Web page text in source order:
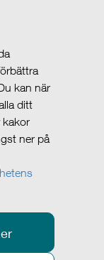
kan när
ditt
kakor
ner på